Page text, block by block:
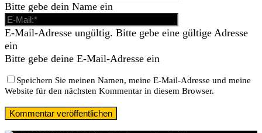
Bitte gebe dein Name ein
E-Mail-Adresse ungültig. Bitte gebe eine gültige Adresse
ein
Bitte gebe deine E-Mail-Adresse ein
Speichern Sie meinen Namen, meine E-Mail-Adresse und meine
Website für den nächsten Kommentar in diesem Browser.